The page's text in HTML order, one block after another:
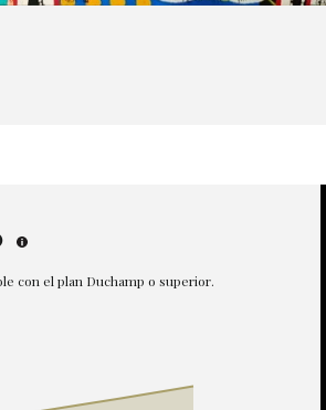
con el plan Duchamp o superior.